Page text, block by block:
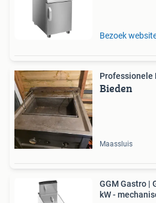
Bezoek
Professionele
Bieden
Maassluis
GGM Gastro |
kW -